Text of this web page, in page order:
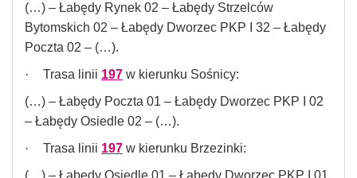
(…) – Łabędy Rynek 02 – Łabędy Strzelców
Bytomskich 02 – Łabędy Dworzec PKP I 32 – Łabędy
Poczta 02 – (…).
·
Trasa linii 197 w kierunku Sośnicy:
(…) – Łabędy Poczta 01 – Łabędy Dworzec PKP I 02
– Łabędy Osiedle 02 – (…).
·
Trasa linii 197 w kierunku Brzezinki:
(…) – Łabędy Osiedle 01 – Łabędy Dworzec PKP I 01